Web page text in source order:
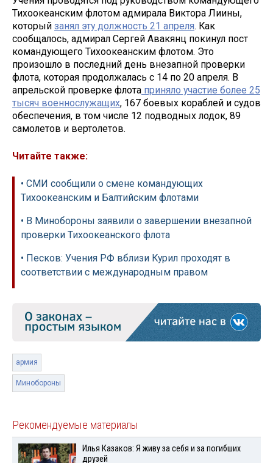
Тихоокеанским флотом адмирала Виктора Лиины,
который занял эту должность 21 апреля. Как
сообщалось, адмирал Сергей Авакянц покинул пост
командующего Тихоокеанским флотом. Это
произошло в последний день внезапной проверки
флота, которая продолжалась с 14 по 20 апреля. В
апрельской проверке флота приняло участие более 25
тысяч военнослужащих, 167 боевых кораблей и судов
обеспечения, в том числе 12 подводных лодок, 89
самолетов и вертолетов.
Читайте также:
• СМИ сообщили о смене командующих
Тихоокеанским и Балтийским флотами
• В Минобороны заявили о завершении внезапной
проверки Тихоокеанского флота
• Песков: Учения РФ вблизи Курил проходят в
соответствии с международным правом
армия
Минобороны
Рекомендуемые материалы
Илья Казаков: Я живу за себя и за погибших
друзей